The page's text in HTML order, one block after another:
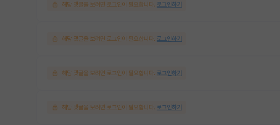
해당 댓글을 보려면 로그인이 필요합니다. 로그인하기
해당 댓글을 보려면 로그인이 필요합니다. 로그인하기
해당 댓글을 보려면 로그인이 필요합니다. 로그인하기
해당 댓글을 보려면 로그인이 필요합니다. 로그인하기